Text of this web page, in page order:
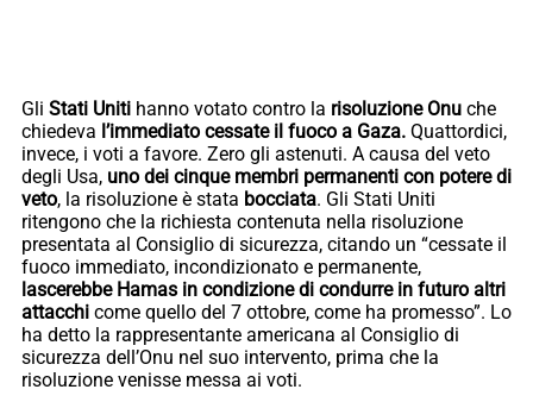
Gli Stati Uniti hanno votato contro la risoluzione Onu che
chiedeva l’immediato cessate il fuoco a Gaza. Quattordici,
invece, i voti a favore. Zero gli astenuti. A causa del veto
degli Usa, uno dei cinque membri permanenti con potere di
veto, la risoluzione è stata bocciata. Gli Stati Uniti
ritengono che la richiesta contenuta nella risoluzione
presentata al Consiglio di sicurezza, citando un “cessate il
fuoco immediato, incondizionato e permanente,
lascerebbe Hamas in condizione di condurre in futuro altri
attacchi come quello del 7 ottobre, come ha promesso”. Lo
ha detto la rappresentante americana al Consiglio di
sicurezza dell’Onu nel suo intervento, prima che la
risoluzione venisse messa ai voti.